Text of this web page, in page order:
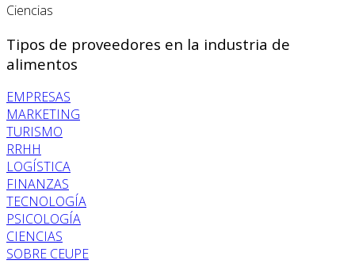
Ciencias
Tipos de proveedores en la industria de
alimentos
EMPRESAS
MARKETING
TURISMO
RRHH
LOGÍSTICA
FINANZAS
TECNOLOGÍA
PSICOLOGÍA
CIENCIAS
SOBRE CEUPE